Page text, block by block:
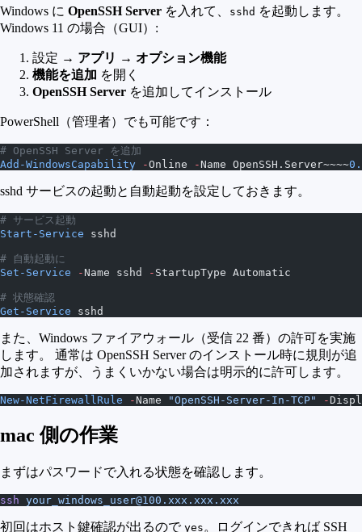
Windows に OpenSSH Server を入れて、 sshd を起動します。
Windows 11 の場合（GUI）:
設定 → アプリ → オプション機能
機能を追加 を開く
OpenSSH Server を追加してインストール
PowerShell（管理者）でも可能です：
# OpenSSH Server を追加
Add-WindowsCapability -Online -Name OpenSSH.Server~~~~
sshd サービスの起動と自動起動を設定しておきます。
# サービス起動
Start-Service sshd
# 自動起動に
Set-Service -Name sshd - StartupType Automatic
# 状態確認
Get-Service sshd
また、Windows ファイアウォール（受信 22 番）の許可を実施
します。 通常は OpenSSH Server のインストール時に規則が追
加されますが、うまくいかない場合は明示的に許可します。
New-NetFirewallRule -Name "OpenSSH-Server-In-TCP" -
mac 側の作業
まずはパスワードで入れる状態を確認します。
ssh your_windows_user@100.xxx.xxx.xxx
初回はホスト鍵確認が出るので yes 。ログインできれば SSH